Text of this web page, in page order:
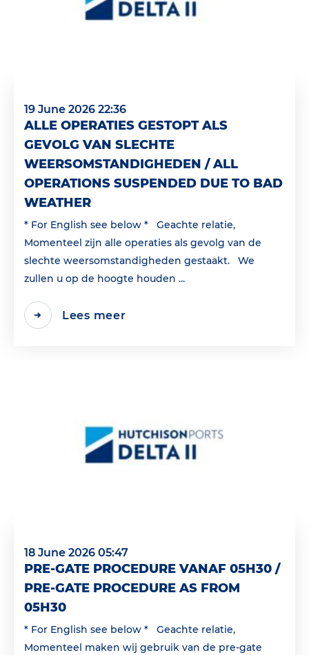
19 June 2026 22:36
ALLE OPERATIES GESTOPT ALS
GEVOLG VAN SLECHTE
WEERSOMSTANDIGHEDEN / ALL
OPERATIONS SUSPENDED DUE TO BAD
WEATHER
* For English see below * Geachte relatie,
Momenteel zijn alle operaties als gevolg van de
slechte weersomstandigheden gestaakt. We
zullen u op de hoogte houden ...
Lees meer
18 June 2026 05:47
PRE-GATE PROCEDURE VANAF 05H30 /
PRE-GATE PROCEDURE AS FROM
05H30
* For English see below * Geachte relatie,
Momenteel maken wij gebruik van de pre-gate